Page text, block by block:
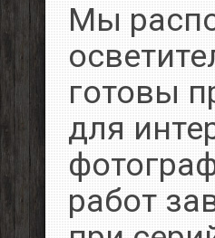
Мы
готовы
для
работ